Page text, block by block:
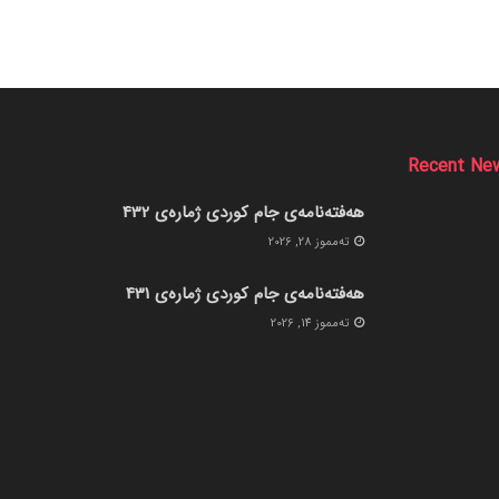
Recent
هەفتەنامەی جام کوردی ژمارەی 432
ته‌مموز 28, 2026
هەفتەنامەی جام کوردی ژمارەی 431
ته‌مموز 14, 2026